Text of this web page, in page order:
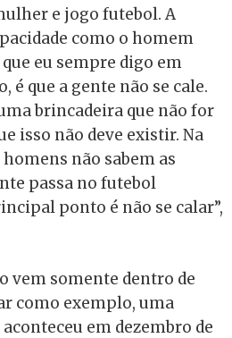
e jogo futebol. A
como o homem
eu sempre digo em
é que a gente não se cale.
brincadeira que não for
isso não deve existir. Na
não sabem as
passa no futebol
ponto é não se calar”,
vem somente dentro de
como exemplo, uma
em dezembro de